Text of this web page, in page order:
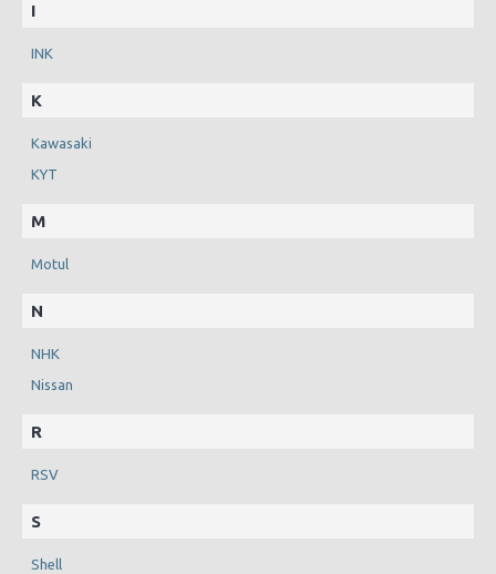
I
INK
K
Kawasaki
KYT
M
Motul
N
NHK
Nissan
R
RSV
S
Shell